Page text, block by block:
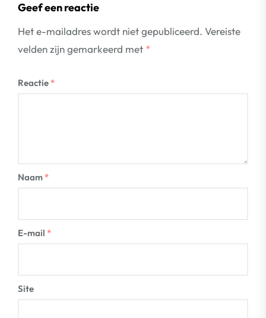
Geef een reactie
Het e-mailadres wordt niet gepubliceerd. Vereiste
velden zijn gemarkeerd met *
Reactie *
Naam *
E-mail *
Site